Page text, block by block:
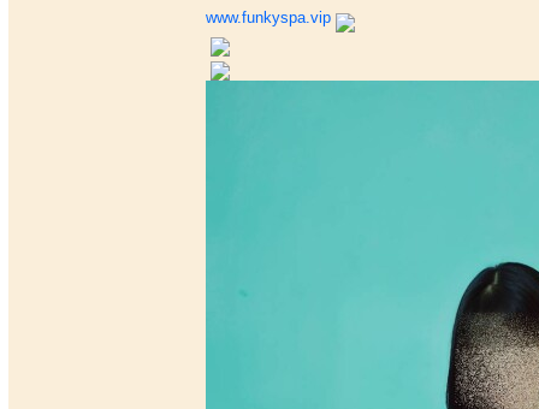
www.funkyspa.vip